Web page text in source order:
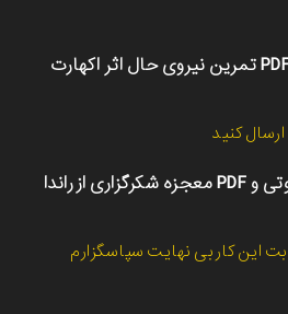
کتاب صوتی و PDF تمرین نیروی حال اثر اکهارت
کنید
کتاب صوتی و PDF معجزه شکرگزاری از راندا
این کار بی نهایت سپاسگزارم